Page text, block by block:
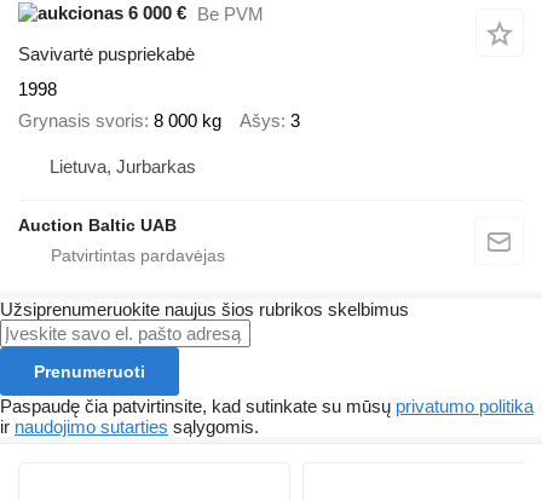
6 000 € Be PVM
Savivartė puspriekabė
1998
Grynasis svoris 8 000 kg Ašys 3
Lietuva, Jurbarkas
Auction Baltic UAB
Užsiprenumeruokite naujus šios rubrikos skelbimus
Prenumeruoti
Paspaudę čia patvirtinsite, kad sutinkate su mūsų privatumo politika
ir naudojimo sutarties sąlygomis.